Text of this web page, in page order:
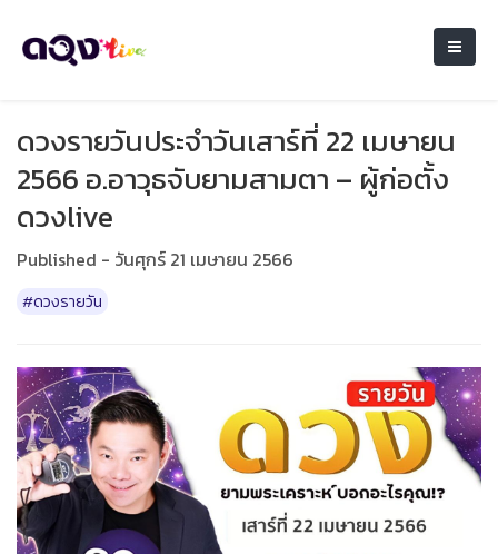
ดวงรายวันประจำวันเสาร์ที่ 22 เมษายน
2566 อ.อาวุธจับยามสามตา – ผู้ก่อตั้ง
ดวงlive
Published - วันศุกร์ 21 เมษายน 2566
#ดวงรายวัน